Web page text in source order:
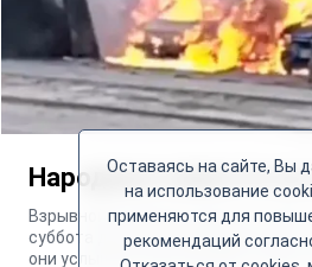
Народные новости
Взрывной в прямом смысле слова
суббота для жителей
они услышали звук взрыва у дома №
Оставаясь на сайте, Вы
на использование
применяются для
рекомендаций